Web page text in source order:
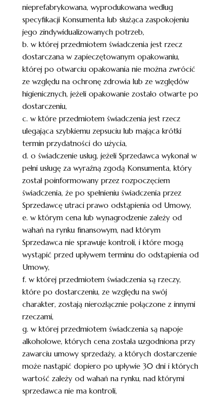
nieprefabrykowana, wyprodukowana według
specyfikacji Konsumenta lub służąca zaspokojeniu
jego zindywidualizowanych potrzeb,
b. w której przedmiotem świadczenia jest rzecz
dostarczana w zapieczętowanym opakowaniu,
której po otwarciu opakowania nie można zwrócić
ze względu na ochronę zdrowia lub ze względów
higienicznych, jeżeli opakowanie zostało otwarte po
dostarczeniu,
c. w które przedmiotem świadczenia jest rzecz
ulegająca szybkiemu zepsuciu lub mająca krótki
termin przydatności do użycia,
d. o świadczenie usług, jeżeli Sprzedawca wykonał w
pełni usługę za wyraźną zgodą Konsumenta, który
został poinformowany przez rozpoczęciem
świadczenia, że po spełnieniu świadczenia przez
Sprzedawcę utraci prawo odstąpienia od Umowy,
e. w którym cena lub wynagrodzenie zależy od
wahań na rynku finansowym, nad którym
Sprzedawca nie sprawuje kontroli, i które mogą
wystąpić przed upływem terminu do odstąpienia od
Umowy,
f. w której przedmiotem świadczenia są rzeczy,
które po dostarczeniu, ze względu na swój
charakter, zostają nierozłącznie połączone z innymi
rzeczami,
g. w której przedmiotem świadczenia są napoje
alkoholowe, których cena została uzgodniona przy
zawarciu umowy sprzedaży, a których dostarczenie
może nastąpić dopiero po upływie 30 dni i których
wartość zależy od wahań na rynku, nad którymi
sprzedawca nie ma kontroli,